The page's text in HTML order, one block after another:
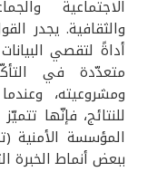
الاجتماعية
والثقافية. يجدر
أداةً لتقصي
متعدّدة في
ومشروعيته،
للنتائج، فإنّها
المؤسسة الأمنية
ببعض أنماط الخبرة